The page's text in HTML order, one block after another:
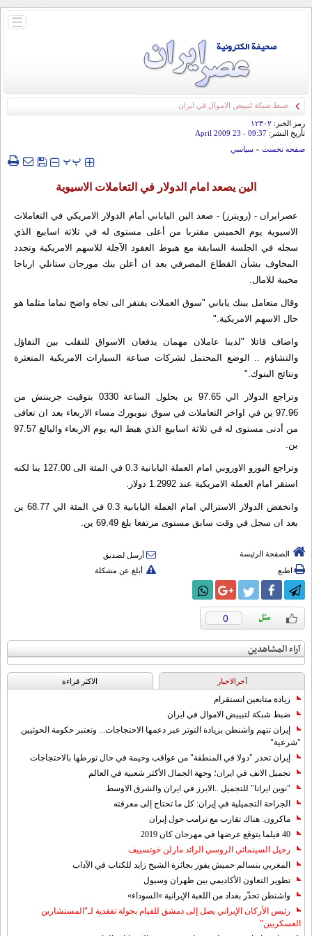
باز
ضبط شبكة لتبييض الاموال في ايران
رمز الخبر: ۱۲۳۰۲
تأريخ النشر: 09:37
- 23 April 2009
صفحه نخست » سياسي
‍‍‍ پپ
الين يصعد امام الدولار في التعاملات الاسيوية
عصرایران - (رويترز) - صعد الين الياباني أمام الدولار الامريكي في التعاملات
الاسيوية يوم الخميس مقتربا من أعلى مستوى له في ثلاثة اسابيع الذي
سجله في الجلسة السابقة مع هبوط العقود الآجلة للاسهم الامريكية وتجدد
المخاوف بشأن القطاع المصرفي بعد ان أعلن بنك مورجان ستانلي ارباحا
مخيبة للامال.
وقال متعامل ببنك ياباني "سوق العملات يفتقر الى تجاه واضح تماما مثلما هو
حال الاسهم الامريكية."
واضاف قائلا "لدينا عاملان مهمان يدفعان الاسواق للتقلب بين التفاؤل
والتشاؤم .. الوضع المحتمل لشركات صناعة السيارات الامريكية المتعثرة
ونتائج البنوك."
وتراجع الدولار الي 97.65 ين بحلول الساعة 0330 بتوقيت جرينتش من
97.96 ين في اواخر التعاملات في سوق نيويورك مساء الاربعاء بعد ان تعافى
من أدنى مستوى له في ثلاثة اسابيع الذي هبط اليه يوم الاربعاء والبالغ 97.57
ين.
وتراجع اليورو الاوروبي امام العملة اليابانية 0.3 في المئة الى 127.00 ينا لكنه
استقر امام العملة الامريكية عند 1.2992 دولار.
وانخفض الدولار الاسترالي امام العملة اليابانية 0.3 في المئة الي 68.77 ين
بعد ان سجل في وقت سابق مستوى مرتفعا بلغ 69.49 ين.
الصفحة الرئيسة
أرسل لصديق
اطبع
أبلغ عن مشكلة
0
آراء المشاهدين
آخرالاخبار الاکثر قراءة
زيادة متابعين انستقرام
ضبط شبكة لتبييض الاموال في ايران
إيران تتهم واشنطن بزيادة التوتر عبر دعمها الاحتجاجات... وتعتبر حكومة الحوثيين
"شرعية"
إيران تحذر "دولا في المنطقة" من عواقب وخيمة في حال تورطها بالاحتجاجات
تجميل الانف في ايران؛ وجهة الجمال الأكثر شعبية في العالم
"نوين ايرانا" للتجميل ..الابرز في ايران والشرق الاوسط
الجراحة التجميلية في إيران: كل ما تحتاج إلى معرفته
ماكرون: هناك تقارب مع ترامب حول إيران
40 فيلما يتوقع عرضها في مهرجان كان 2019
رحيل السينمائي الروسي الرائد مارلن خوتسييف
المغربي بنسالم حميش يفوز بجائزة الشيخ زايد للكتاب في الآداب
تطوير التعاون الأكاديمي بين طهران وسيول
واشنطن تحذّر بغداد من اللعبة الإيرانية «السوداء»
رئيس الأركان الإيراني يصل إلى دمشق للقيام بجولة تفقدية لـ"المستشارين
العسكريين"